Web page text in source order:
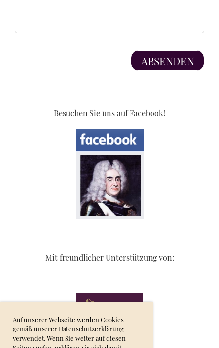
Auf unserer Webseite werden Cookies
gemäß unserer Datenschutzerklärung
verwendet. Wenn Sie weiter auf diesen
Besuchen Sie uns auf Facebook!
Mit freundlicher Unterstützung von: